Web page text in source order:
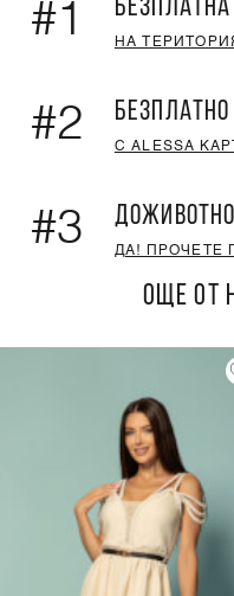
#1 НА
#2 С ALESSA
#3 ДА! ПРОЧЕТЕ
ОЩЕ ОТ